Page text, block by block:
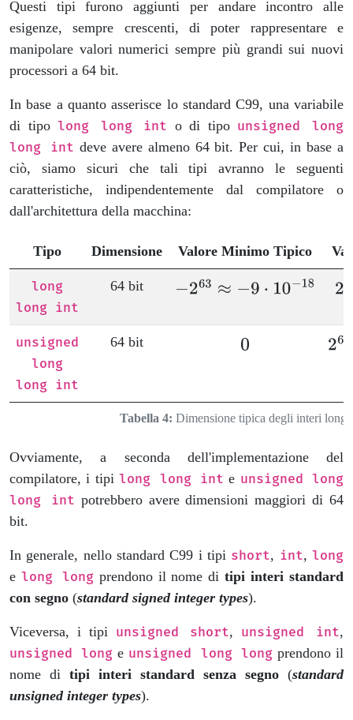
Questi tipi furono aggiunti per andare incontro alle
esigenze, sempre crescenti, di poter rappresentare e
manipolare valori numerici sempre più grandi sui nuovi
processori a 64 bit.
In base a quanto asserisce lo standard C99, una variabile
di tipolong long int o di tipo unsigned long
long int deve avere almeno 64 bit. Per cui, in base a
ciò, siamo sicuri che tali tipi avranno le seguenti
caratteristiche, indipendentemente dal compilatore o
dall'architettura della macchina:
Tipo Dimensione Valore Minimo Tipico
long
long int
64 bit
unsigned
long
long int
64 bit
Tabella 4: Dimensione tipica degli interi long
Ovviamente, a seconda dell'implementazione del
compilatore, i tipilong long int e unsigned long
long int potrebbero avere dimensioni maggiori di 64
bit.
In generale, nello standard C99 i tipi short, int,long
e long longprendono il nome ditipi interi standard
con segno (standard signed integer types).
Viceversa, i tipi unsigned short, unsigned int,
unsigned long e unsigned long longprendono il
nome di tipi interi standard senza segno (standard
unsigned integer types).